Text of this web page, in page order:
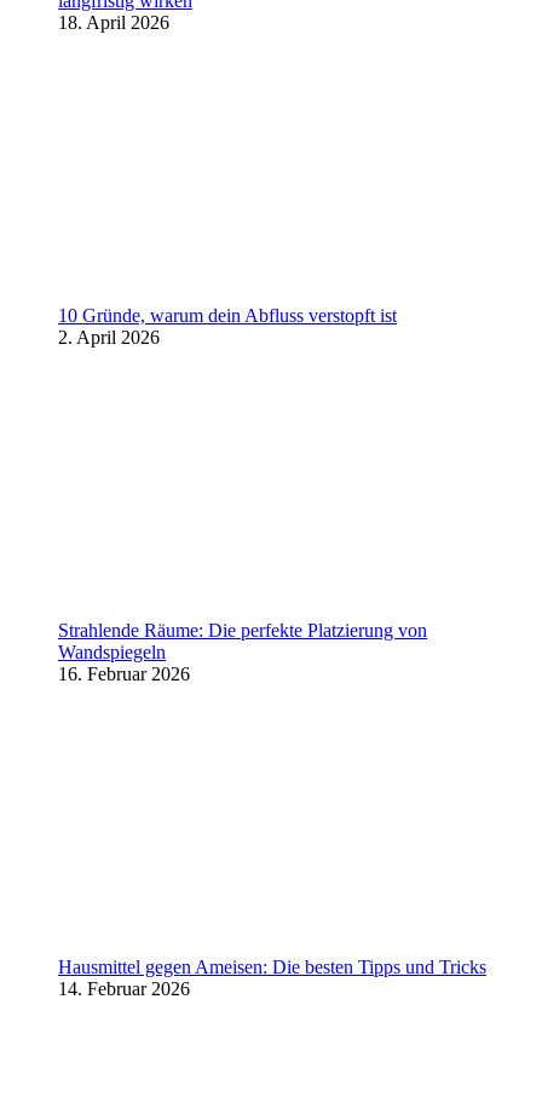
18. April 2026
10 Gründe, warum dein Abfluss verstopft ist
2. April 2026
Strahlende Räume: Die perfekte Platzierung von
Wandspiegeln
16. Februar 2026
Hausmittel gegen Ameisen: Die besten Tipps und Tricks
14. Februar 2026